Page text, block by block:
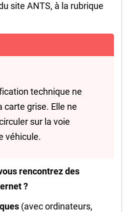
site ANTS, à la rubrique
technique ne
carte grise. Elle ne
sur la voie
véhicule.
rencontrez des
?
(avec ordinateurs,